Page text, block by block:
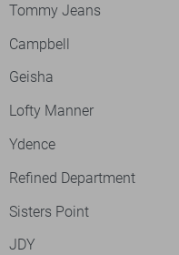
Tommy Jeans
Campbell
Geisha
Lofty Manner
Ydence
Refined Department
Sisters Point
JDY